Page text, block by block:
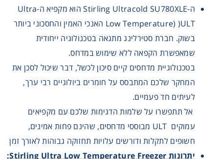
ה-Stirling Ultracold SU780XLE הוא מקפיא ה-Ultra
Low Temperature) )ULT האנכי האמין והחסכוני ביותר
בשוק. חברת סטירלינג מתגאה בטכנולוגיה ייחודית
שמאפשרת הקפאה ללא שימוש במדחס.
בטכנולוגיית מדחסים קיים סיכון לכשל, דבר שיכול לסכן את
המחקר שלכם המתבסס על חומרים ביולוגיים רבי ערך,
לעיתים חד פעמיים.
אל תתפשרו על שלמות הדגימות שלכם עם מקפיאים
עמוקים ULT מבוססי מדחסים, שהינם פחות אמינים,
חשופים לתקלות ודורשים עלויות תחזוקה גבוהות לאורך זמן
יתרונות
Thermometry
Washing
Chromatography
Lab Essentials
Filtration
Glassware